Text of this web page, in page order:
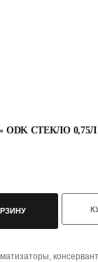
СТЕКЛО 0,75Л